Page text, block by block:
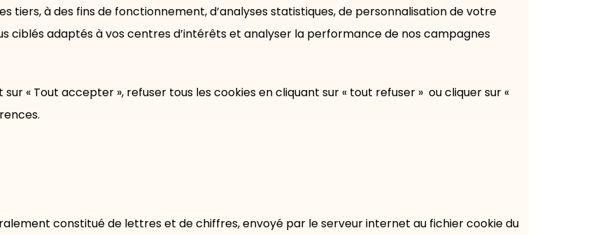
tiers, à des fins de fonctionnement, d’analyses statistiques, de personnalisation de votre
ciblés adaptés à vos centres d’intérêts et analyser la performance de nos campagnes
« Tout accepter », refuser tous les cookies en cliquant sur « tout refuser » ou cliquer sur «
constitué de lettres et de chiffres, envoyé par le serveur internet au fichier cookie du